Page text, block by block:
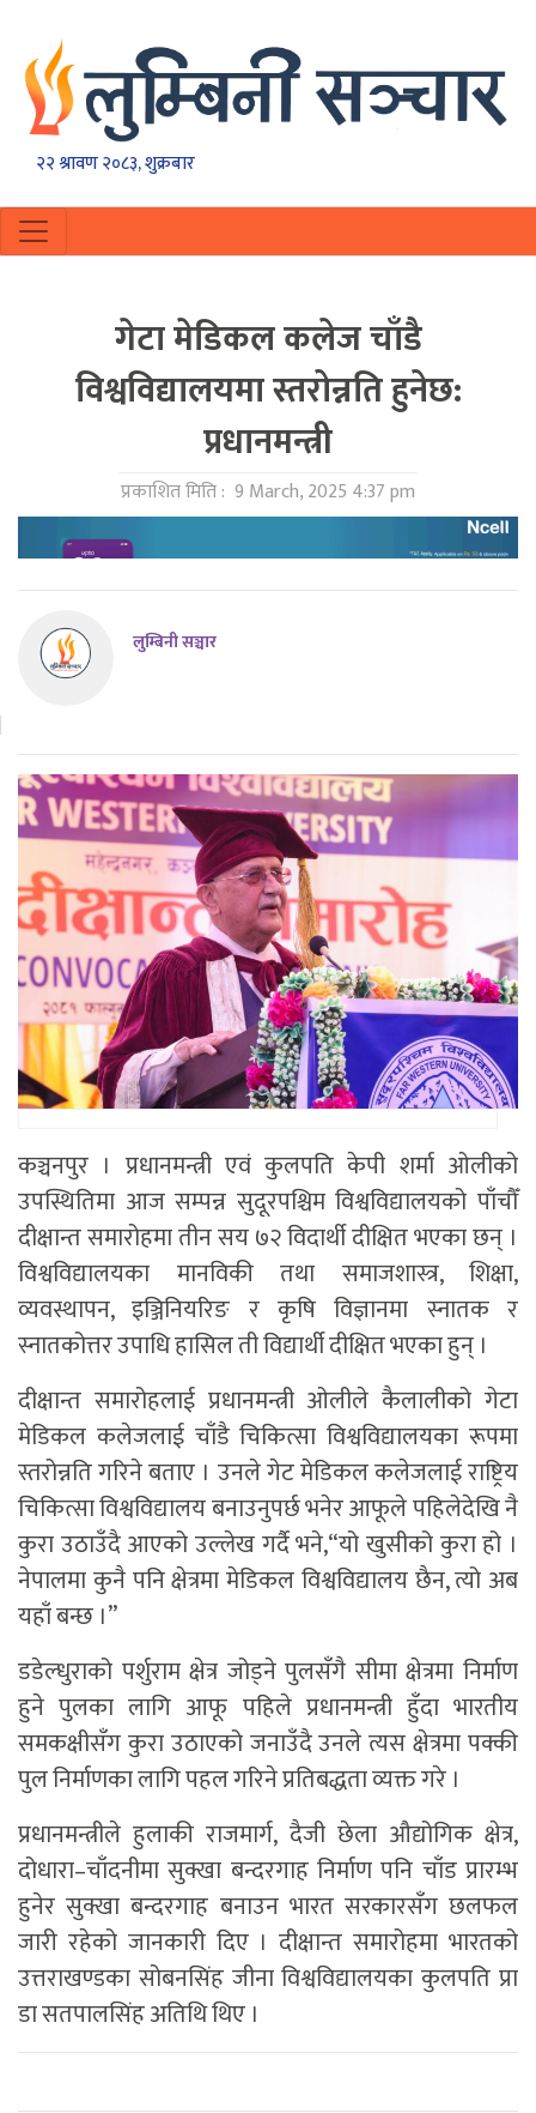
२२ श्रावण २०८३, शुक्रबार
गेटा मेडिकल कलेज चाँडै
विश्वविद्यालयमा स्तरोन्नति हुनेछ:
प्रधानमन्त्री
प्रकाशित मिति : 9 March, 2025 4:37 pm
लुम्बिनी सञ्चार
कञ्चनपुर । प्रधानमन्त्री एवं कुलपति केपी शर्मा ओलीको
उपस्थितिमा आज सम्पन्न सुदूरपश्चिम विश्वविद्यालयको पाँचौँ
दीक्षान्त समारोहमा तीन सय ७२ विदार्थी दीक्षित भएका छन् ।
विश्वविद्यालयका मानविकी तथा समाजशास्त्र, शिक्षा,
व्यवस्थापन, इञ्जिनियरिङ र कृषि विज्ञानमा स्नातक र
स्नातकोत्तर उपाधि हासिल ती विद्यार्थी दीक्षित भएका हुन् ।
दीक्षान्त समारोहलाई प्रधानमन्त्री ओलीले कैलालीको गेटा
मेडिकल कलेजलाई चाँडै चिकित्सा विश्वविद्यालयका रूपमा
स्तरोन्नति गरिने बताए । उनले गेट मेडिकल कलेजलाई राष्ट्रिय
चिकित्सा विश्वविद्यालय बनाउनुपर्छ भनेर आफूले पहिलेदेखि नै
कुरा उठाउँदै आएको उल्लेख गर्दै भने,“यो खुसीको कुरा हो ।
नेपालमा कुनै पनि क्षेत्रमा मेडिकल विश्वविद्यालय छैन, त्यो अब
यहाँ बन्छ ।’’
डडेल्धुराको पर्शुराम क्षेत्र जोड्ने पुलसँगै सीमा क्षेत्रमा निर्माण
हुने पुलका लागि आफू पहिले प्रधानमन्त्री हुँदा भारतीय
समकक्षीसँग कुरा उठाएको जनाउँदै उनले त्यस क्षेत्रमा पक्की
पुल निर्माणका लागि पहल गरिने प्रतिबद्धता व्यक्त गरे ।
प्रधानमन्त्रीले हुलाकी राजमार्ग, दैजी छेला औद्योगिक क्षेत्र,
दोधारा–चाँदनीमा सुक्खा बन्दरगाह निर्माण पनि चाँड प्रारम्भ
हुनेर सुक्खा बन्दरगाह बनाउन भारत सरकारसँग छलफल
जारी रहेको जानकारी दिए । दीक्षान्त समारोहमा भारतको
उत्तराखण्डका सोबनसिंह जीना विश्वविद्यालयका कुलपति प्रा
डा सतपालसिंह अतिथि थिए ।